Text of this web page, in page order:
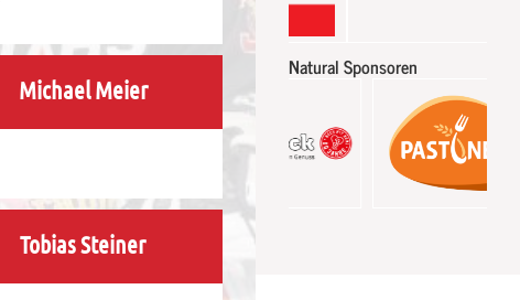
Michael Meier
Tobias Steiner
Natural Sponsoren